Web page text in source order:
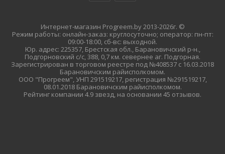
Интернет-магазин Progreem.by 2013-2026г. ©
Режим работы: онлайн-заказ: круглосуточно; оператор: пн-пт:
09:00-18:00, сб-вс: выходной.
Юр. адрес: 225357, Брестская обл., Барановичский р-н.,
Подгорновский с/с, 388, 0,7 км. севернее аг. Подгорная.
Зарегистрирован в торговом реестре под №408537 с 16.03.2018
Барановичским райисполкомом.
ООО "Прогреем", УНП 291519217, регистрация №291519217,
08.01.2018 Барановичским райисполкомом.
Рейтинг компании 4.9 звезд, на основании 45 отзывов.